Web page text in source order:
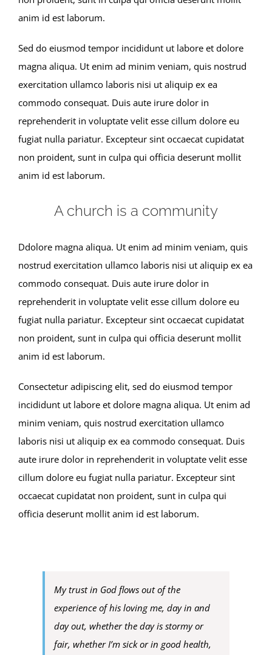
anim id est laborum.
Sed do eiusmod tempor incididunt ut labore et dolore
magna aliqua. Ut enim ad minim veniam, quis nostrud
exercitation ullamco laboris nisi ut aliquip ex ea
commodo consequat. Duis aute irure dolor in
reprehenderit in voluptate velit esse cillum dolore eu
fugiat nulla pariatur. Excepteur sint occaecat cupidatat
non proident, sunt in culpa qui officia deserunt mollit
anim id est laborum.
A church is a community
Ddolore magna aliqua. Ut enim ad minim veniam, quis
nostrud exercitation ullamco laboris nisi ut aliquip ex ea
commodo consequat. Duis aute irure dolor in
reprehenderit in voluptate velit esse cillum dolore eu
fugiat nulla pariatur. Excepteur sint occaecat cupidatat
non proident, sunt in culpa qui officia deserunt mollit
anim id est laborum.
Consectetur adipiscing elit, sed do eiusmod tempor
incididunt ut labore et dolore magna aliqua. Ut enim ad
minim veniam, quis nostrud exercitation ullamco
laboris nisi ut aliquip ex ea commodo consequat. Duis
aute irure dolor in reprehenderit in voluptate velit esse
cillum dolore eu fugiat nulla pariatur. Excepteur sint
occaecat cupidatat non proident, sunt in culpa qui
officia deserunt mollit anim id est laborum.
My trust in God flows out of the
experience of his loving me, day in and
day out, whether the day is stormy or
fair, whether I’m sick or in good health,